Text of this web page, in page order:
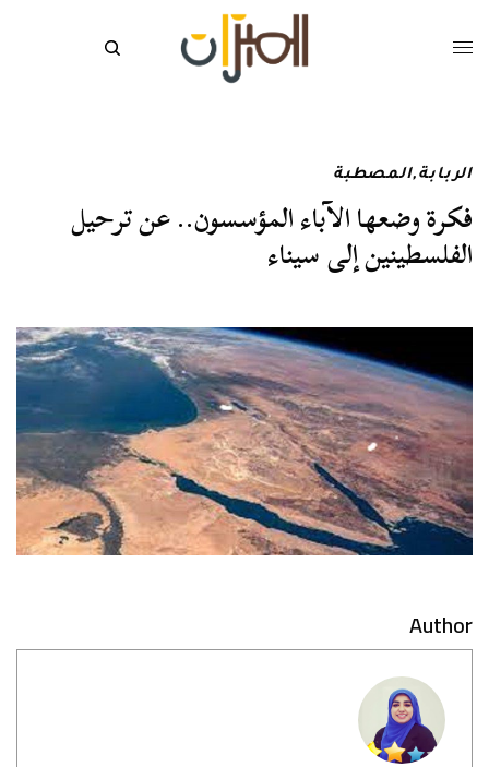
الربابة,المصطبة
فكرة وضعها الآباء المؤسسون.. عن ترحيل
الفلسطينين إلى سيناء
Author